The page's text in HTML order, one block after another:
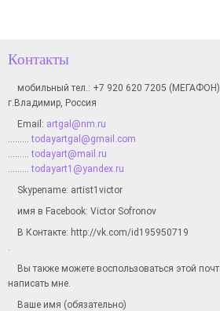
Контакты
мобильный тел.: +7 920 620 7205 (МЕГАФОН)
г.Владимир, Россия
Email: artgal@nm.ru
………todayartgal@gmail.com
………todayart@mail.ru
………todayart1@yandex.ru
Skypename: artist1victor
имя в Facebook: Victor Sofronov
В Контакте: http://vk.com/id195950719
Вы также можете воспользоваться этой
написать мне.
Ваше имя (обязательно)